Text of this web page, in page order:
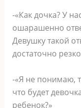
-«Как дочка? У
ошарашенно
Девушку такой
достаточно
-«Я не понимаю,
что будет
ребенок?»